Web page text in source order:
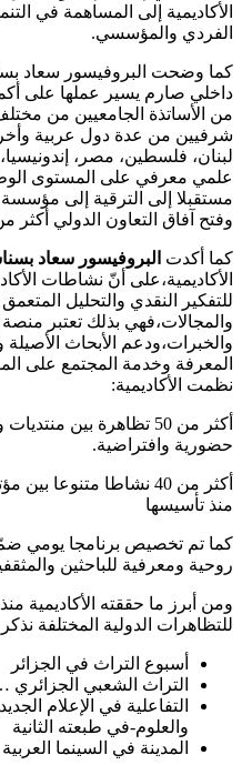
الأكاديمية إلى المساهمة في
الفردي والمؤسسي.
كما وضحت البروفيسور سعاد
داخلي صارم يسير عملها على
من الأساتذة الجامعيين من
شرفيين من عدة دول عربية
لبنان، فلسطين، مصر،
علمي معرفي على المستوى
مستقبلا إلى الترقية إلى
وفتح آفاق التعاون الدولي
كما أكدت البروفيسور سعاد
الأكاديمية،على أنّ نشاطات
للتفكير النقدي والتحليل
والمجالات،فهي بذلك تعتبر
والخبرات،ودعم الأبحاث
المعرفة وخدمة المجتمع على
نظمت الأكاديمية:
أكثر من 50 تظاهرة بين
حضورية وافتراضية.
أكثر من 40 نشاطا
منذ تأسيسها
كما تم تخصيص برنامجا يومي
روحية ومعرفية للباحثين
للتظاهرات الدولية المختلفة
أسبوع التراث في الجزائر
التراث الشعبي
التفاعلية في الإعلام
والعلوم-في طبعته الثانية
المدينة في السينما العربية